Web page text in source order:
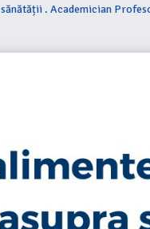
. Academician